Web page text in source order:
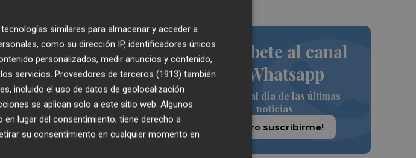
Suscríbete al canal
de Whatsapp
Siempre al día de las últimas
noticias
¡Quiero suscribirme!
promotores locales y en el
en un destino atractivo
inversores para que vinieran.
ciudad de playa",
aquí", señaló. A la jornada
Gabriel Alberto Batalla
similares para almacenar y acceder a
como su dirección IP, identificadores únicos
personalizados, medir anuncios y contenido,
servicios. Proveedores de terceros (1913) también
incluido el uso de datos de geolocalización
se aplican solo a este sitio web. Algunos
lugar del consentimiento; tiene derecho a
su consentimiento en cualquier momento en